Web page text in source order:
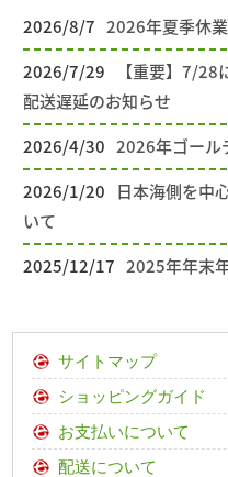
2026/8/7 2026年夏季休
2026/7/29
【重要】7/
配送遅延のお知らせ
2026/4/30 2026年ゴール
2026/1/20
日本海側を中
いて
2025/12/17 2025年年末
サイトマップ
ショッピングガイド
お支払いについて
配送について